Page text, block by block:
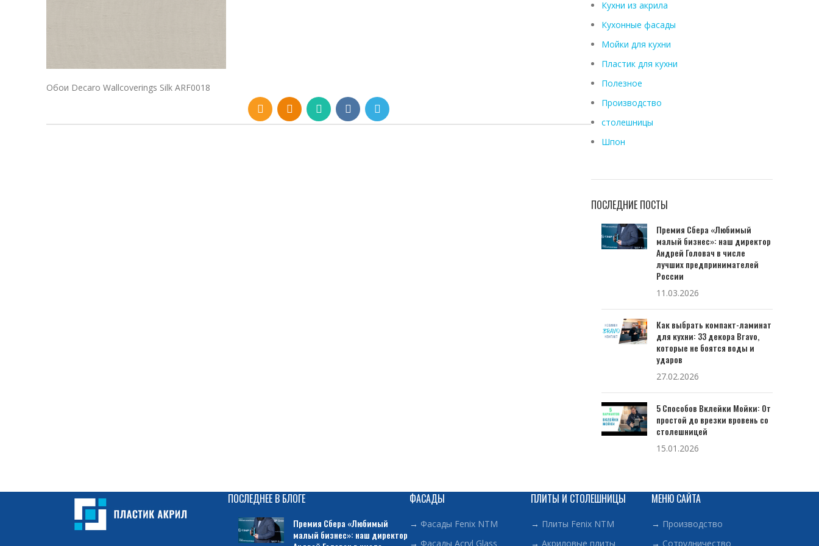
Обои Decaro Wallcoverings Silk ARF0018
Кухни из акрила
Кухонные фасады
Мойки для кухни
Пластик для кухни
Полезное
Производство
столешницы
Шпон
ПОСЛЕДНИЕ ПОСТЫ
Премия Сбера «Любимый
малый бизнес»: наш директор
Андрей Головач в числе
лучших предпринимателей
России
11.03.2026
Как выбрать компакт-ламинат
для кухни: 33 декора Bravo,
которые не боятся воды и
ударов
27.02.2026
5 Способов Вклейки Мойки: От
простой до врезки вровень со
столешницей
15.01.2026
ПОСЛЕДНЕЕ В БЛОГЕ
Премия Сбера «Любимый
малый бизнес»: наш директор
ФАСАДЫ
→ Фасады Fenix NTM
→ Фасады Acryl Glass
ПЛИТЫ И СТОЛЕШНИЦЫ
→ Плиты Fenix NTM
→ Акриловые плиты
МЕНЮ САЙТА
→ Производство
→ Сотрудничество